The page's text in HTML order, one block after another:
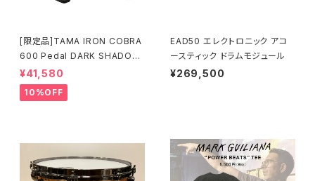
[限定品]TAMA IRON COBRA
600 Pedal DARK SHADOW
Edition Twin Pedal HP600
DTWMB
¥41,580
10%OFF
EAD50 エレクトロニック アコ
ースティック ドラムモジュール
¥269,500